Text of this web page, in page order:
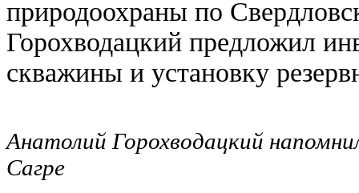
природоохраны по
Горохводацкий предложил
скважины и установку
Анатолий Горохводацкий
Сагре